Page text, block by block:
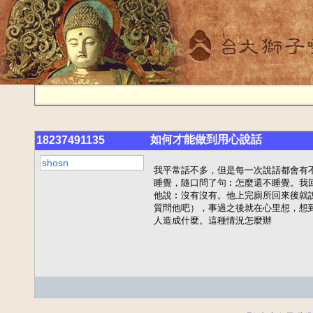
18237491135 如何才能做到用心說話
shosn
我平常話不多，但是每一次說話都會
睡覺，隨口問了句︰怎麼還不睡覺。
他說︰沒有沒有。他上完廁所回來後
質問他吧），事過之後就在心里想，
人造成什麼。這種情況怎麼辦